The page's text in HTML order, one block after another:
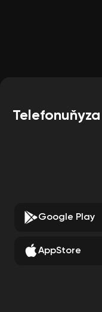
Google Play
AppStore